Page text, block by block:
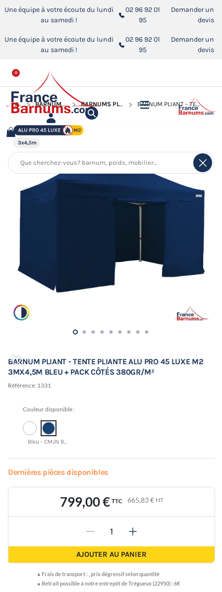
Une équipe à votre écoute du lundi
au samedi !
02 96 92 01
95
Demander un
devis
Une équipe à votre écoute du lundi
au samedi !
02 96 92 01
95
Demander un
devis
0
ACCUEIL BARNUMS PLIANTS ALUMINIUM PRO 45 LUXE M2 BARNUMS PLIANTS ALUMINIUM PRO 45 LUXE M2 DE 3M X 4,5M BARNUM PLIANT - TENTE PLIANTE ALU PRO 45 LUXE M2 3MX4,5M BLEU + PACK CÔTÉS 380GR/M²
BARNUM PLIANT - TENTE PLIANTE ALU PRO 45 LUXE M2
3MX4,5M BLEU + PACK CÔTÉS 380GR/M²
Référence: 1331
Couleur disponible :
Bleu - CMJN 95 50 3 52
Dernières pièces disponibles
799,00 € TTC 665,83 € HT
- +
AJOUTER AU PANIER
● Frais de transport : prix dégressif selon quantité
● Retrait possible à notre entrepôt de Trégueux (22950) : 6€